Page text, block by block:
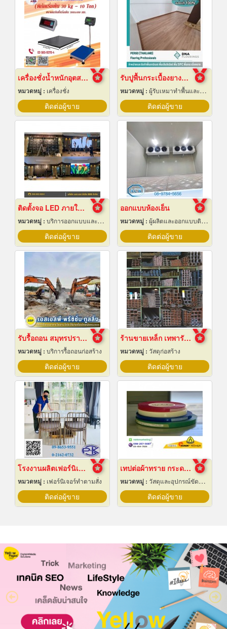
เครื่องชั่งน้ำหนักอุตสาหกรรม
หมวดหมู่ : เครื่องชั่ง
ติดต่อผู้ขาย
รับปูพื้นกระเบื้องยางลายไม้
หมวดหมู่ : ผู้รับเหมาทำพื้นและทางเดิน
ติดต่อผู้ขาย
ติดตั้งจอ LED ภายในห้องจัดเลี้ยงโรงแรม
หมวดหมู่ : บริการออกแบบและจัดทำป้ายโฆษณา 24 ชม.
ติดต่อผู้ขาย
ออกแบบห้องเย็น
หมวดหมู่ : ผู้ผลิตและออกแบบติดตั้งห้องเย็น
ติดต่อผู้ขาย
รับรื้อถอน สมุทรปราการ
หมวดหมู่ : บริการรื้อถอนก่อสร้าง
ติดต่อผู้ขาย
ร้านขายเหล็ก เทพารักษ์
หมวดหมู่ : วัสดุก่อสร้าง
ติดต่อผู้ขาย
โรงงานผลิตเฟอร์นิเจอร์สเตนเลสหรู
หมวดหมู่ : เฟอร์นิเจอร์ทำตามสั่ง
ติดต่อผู้ขาย
เทปต่อผ้าทราย กระดาษทราย
หมวดหมู่ : วัสดุและอุปกรณ์ขัดและฝน
ติดต่อผู้ขาย